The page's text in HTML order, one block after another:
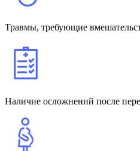
Травмы, требующие
Наличие осложнений после